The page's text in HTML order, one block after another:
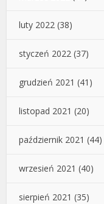
luty 2022 (38)
styczeń 2022 (37)
grudzień 2021 (41)
listopad 2021 (20)
październik 2021 (44)
wrzesień 2021 (40)
sierpień 2021 (35)